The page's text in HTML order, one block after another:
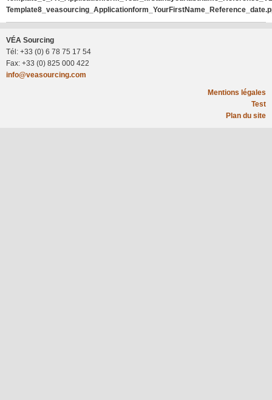
VÉA Sourcing
Tél: +33 (0) 6 78 75 17 54
Fax: +33 (0) 825 000 422
info@veasourcing.com
Mentions légales
Test
Plan du site